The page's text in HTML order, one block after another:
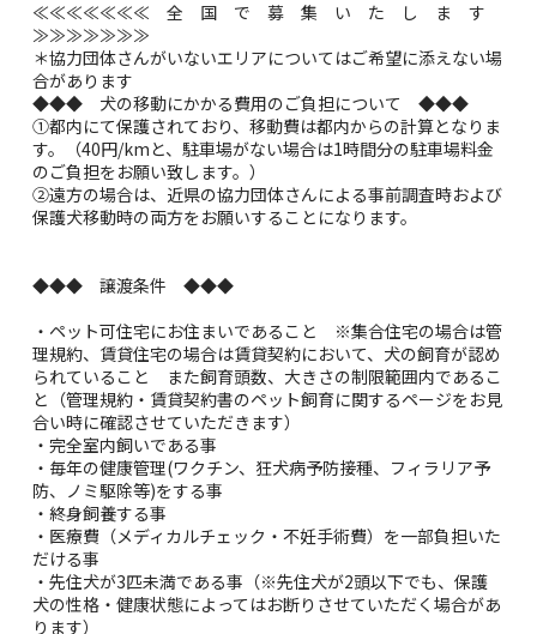
≪≪≪≪≪≪≪ 全 国 で 募 集 い た し ま す
≫≫≫≫≫≫≫
＊協力団体さんがいないエリアについてはご希望に添えない場
合があります
◆◆◆ 犬の移動にかかる費用のご負担について ◆◆◆
①都内にて保護されており、移動費は都内からの計算となりま
す。（40円/kmと、駐車場がない場合は1時間分の駐車場料金
のご負担をお願い致します。）
②遠方の場合は、近県の協力団体さんによる事前調査時および
保護犬移動時の両方をお願いすることになります。
◆◆◆ 譲渡条件 ◆◆◆
・ペット可住宅にお住まいであること ※集合住宅の場合は管
理規約、賃貸住宅の場合は賃貸契約において、犬の飼育が認め
られていること また飼育頭数、大きさの制限範囲内であるこ
と（管理規約・賃貸契約書のペット飼育に関するページをお見
合い時に確認させていただきます）
・完全室内飼いである事
・毎年の健康管理(ワクチン、狂犬病予防接種、フィラリア予
防、ノミ駆除等)をする事
・終身飼養する事
・医療費（メディカルチェック・不妊手術費）を一部負担いた
だける事
・先住犬が3匹未満である事（※先住犬が2頭以下でも、保護
犬の性格・健康状態によってはお断りさせていただく場合があ
ります）